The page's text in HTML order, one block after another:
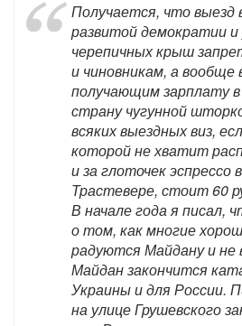
Получается, что выезд
развитой демократии
черепичных крыш
и чиновникам, а вообще
получающим зарплату
страну чугунной
всяких выездных виз,
которой не хватит
и за глоточек
Трастевере, стоит 60
В начале года я писал,
о том, как многие
радуются Майдану и не
Майдан закончится
Украины и для России.
на улице Грушевского